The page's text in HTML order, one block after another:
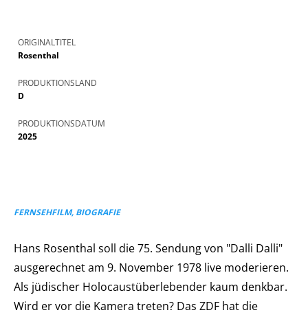
ORIGINALTITEL
Rosenthal
PRODUKTIONSLAND
D
PRODUKTIONSDATUM
2025
FERNSEHFILM, BIOGRAFIE
Hans Rosenthal soll die 75. Sendung von "Dalli Dalli"
ausgerechnet am 9. November 1978 live moderieren.
Als jüdischer Holocaustüberlebender kaum denkbar.
Wird er vor die Kamera treten? Das ZDF hat die